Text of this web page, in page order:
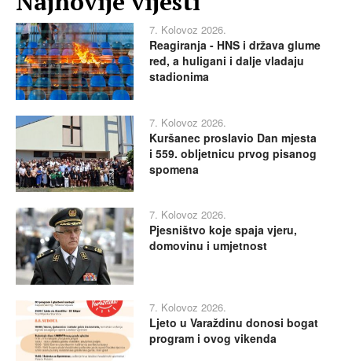
7. Kolovoz 2026.
Reagiranja - HNS i država glume
red, a huligani i dalje vladaju
stadionima
7. Kolovoz 2026.
Kuršanec proslavio Dan mjesta
i 559. obljetnicu prvog pisanog
spomena
7. Kolovoz 2026.
Pjesništvo koje spaja vjeru,
domovinu i umjetnost
7. Kolovoz 2026.
Ljeto u Varaždinu donosi bogat
program i ovog vikenda